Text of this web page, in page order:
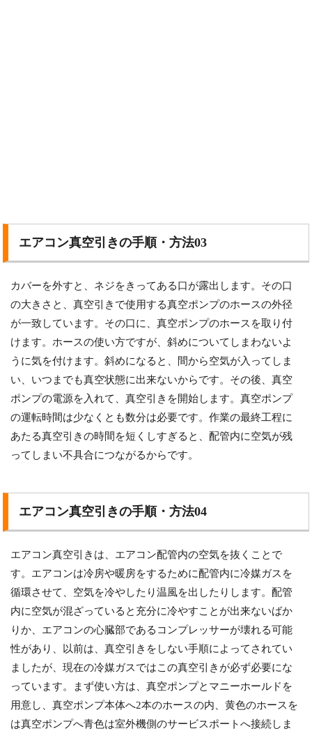
エアコン真空引きの手順・方法03
カバーを外すと、ネジをきってある口が露出します。その口
の大きさと、真空引きで使用する真空ポンプのホースの外径
が一致しています。その口に、真空ポンプのホースを取り付
けます。ホースの使い方ですが、斜めについてしまわないよ
うに気を付けます。斜めになると、間から空気が入ってしま
い、いつまでも真空状態に出来ないからです。その後、真空
ポンプの電源を入れて、真空引きを開始します。真空ポンプ
の運転時間は少なくとも数分は必要です。作業の最終工程に
あたる真空引きの時間を短くしすぎると、配管内に空気が残
ってしまい不具合につながるからです。
エアコン真空引きの手順・方法04
エアコン真空引きは、エアコン配管内の空気を抜くことで
す。エアコンは冷房や暖房をするために配管内に冷媒ガスを
循環させて、空気を冷やしたり温風を出したりします。配管
内に空気が混ざっていると充分に冷やすことが出来ないばか
りか、エアコンの心臓部であるコンプレッサーが壊れる可能
性があり、以前は、真空引きをしない手順によってされてい
ましたが、現在の冷媒ガスではこの真空引きが必ず必要にな
っています。まず使い方は、真空ポンプとマニーホールドを
用意し、真空ポンプ本体へ2本のホースの内、黄色のホースを
は真空ポンプへ青色は室外機側のサービスポートへ接続しま